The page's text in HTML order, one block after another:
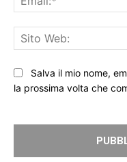
Salva il mio nome,
la prossima volta che